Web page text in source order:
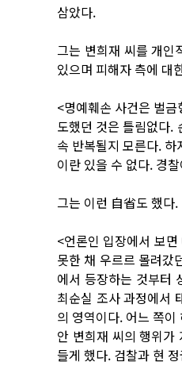
삼았다.
그는 변희재 씨를 개
있으며 피해자 측에 대
<명예훼손 사건은 벌
도했던 것은 틀림없다.
속 반복될지 모른다.
이란 있을 수 없다. 경
그는 이런 自省도 했다.
<언론인 입장에서 보
못한 채 우르르 몰려갔
에서 등장하는 것부터
최순실 조사 과정에서
의 영역이다. 어느 쪽
안 변희재 씨의 행위가
들게 했다. 검찰과 현